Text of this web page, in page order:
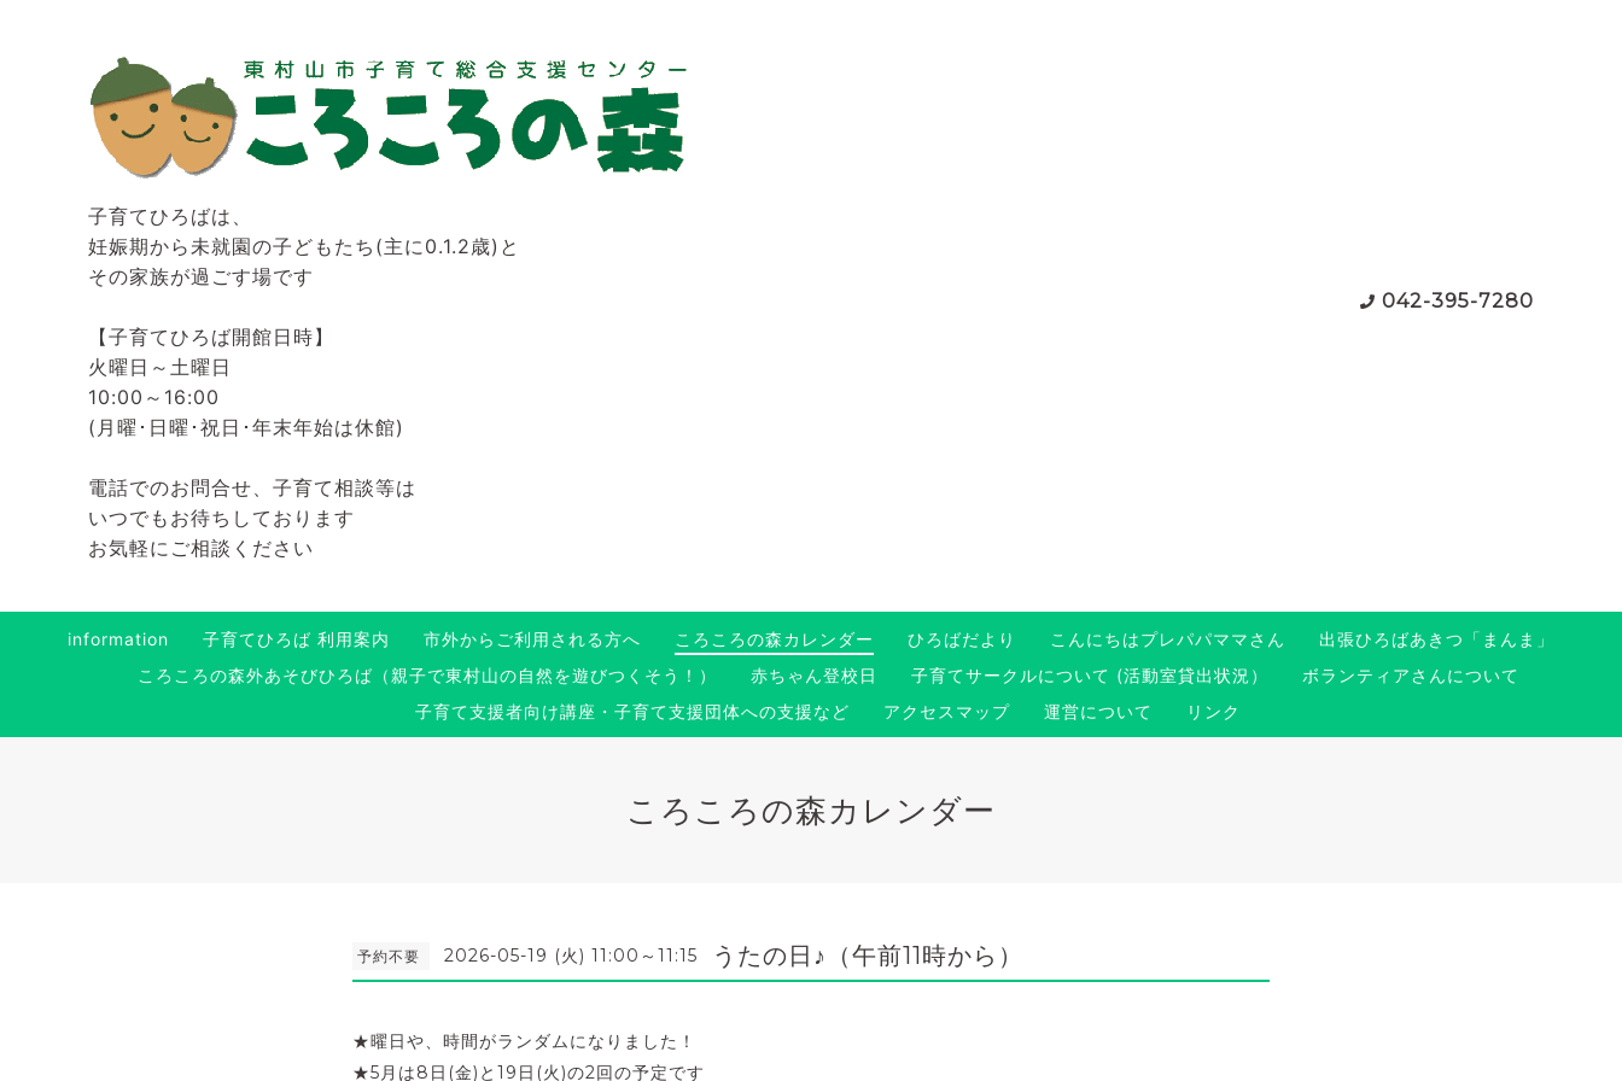
子育てひろばは、
妊娠期から未就園の子どもたち(主に0.1.2歳)と
その家族が過ごす場です
【子育てひろば開館日時】
火曜日～土曜日
10:00～16:00
(月曜･日曜･祝日･年末年始は休館)
電話でのお問合せ、子育て相談等は
いつでもお待ちしております
お気軽にご相談ください
042-395-7280
information 子育てひろば 利用案内 市外からご利用される方へ ころころの森カレンダー ひろばだより こんにちはプレパパママさん
出張ひろばあきつ「まんま」
ころころの森外あそびひろば（親子で東村山の自然を遊びつくそう！）
赤ちゃん登校日 子育てサークルについて (活動室貸出状況）
ボランティアさんについて
子育て支援者向け講座・子育て支援団体への支援など
アクセスマップ 運営について リンク
ころころの森カレンダー
予約不要 2026-05-19 (火) 11:00～11:15 うたの日♪（午前11時から）
★曜日や、時間がランダムになりました！
★5月は8日(金)と19日(火)の2回の予定です